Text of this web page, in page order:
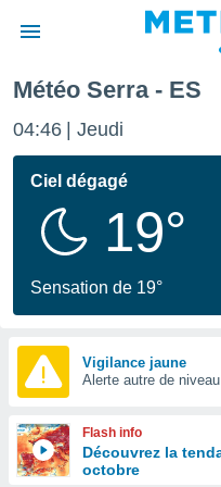
de
Météo Serra - ES
04:46 Jeudi
Ciel dégagé
19°
Sensation de 19°
Vigilance jaune
Alerte autre de
Flash info
Découvrez la
octobre